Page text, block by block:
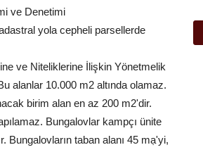
ve Denetimi
yola cepheli parsellerde
ve Niteliklerine İlişkin Yönetmelik
alanlar 10.000 m2 altında olamaz.
birim alan en az 200 m2'dir.
Bungalovlar kampçı ünite
Bungalovların taban alanı 45 mạ'yi,